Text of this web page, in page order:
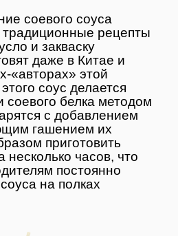
соевого соуса
рецепты
и закваску
даже в Китае и
«авторах» этой
соус делается
соевого белка методом
с добавлением
гашением их
приготовить
несколько часов, что
постоянно
на полках